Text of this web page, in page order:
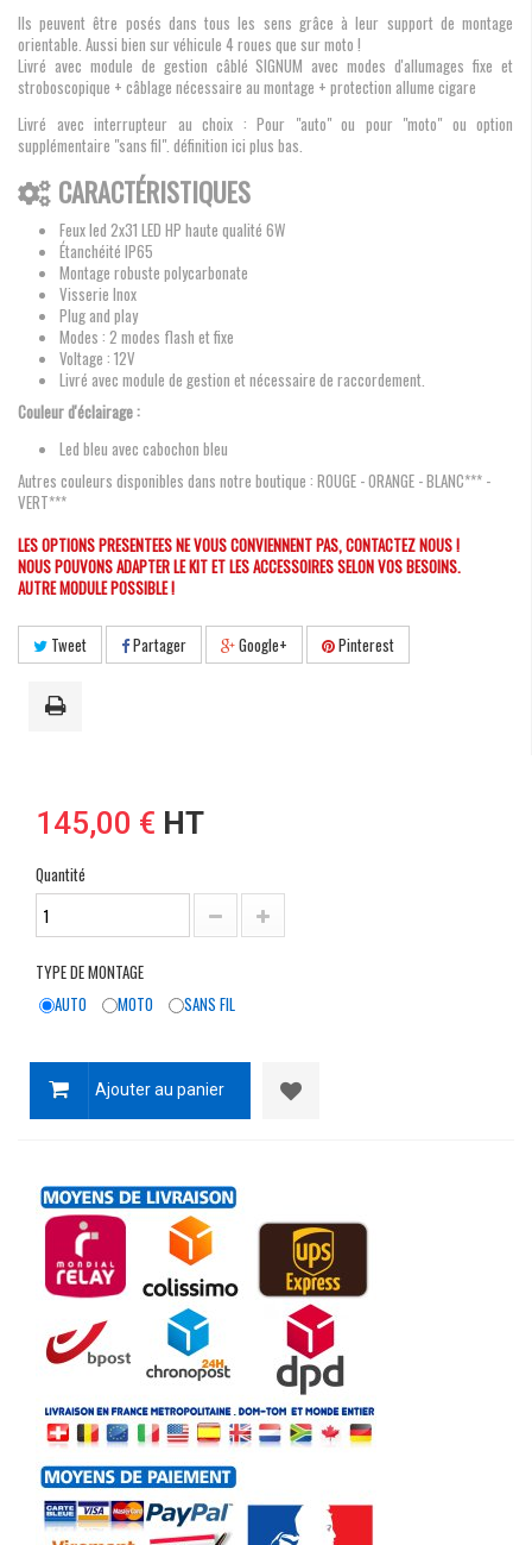
Ils peuvent être posés dans tous les sens grâce à leur support de montage
orientable. Aussi bien sur véhicule 4 roues que sur moto !
Livré avec module de gestion câblé SIGNUM avec modes d'allumages fixe et
stroboscopique + câblage nécessaire au montage + protection allume cigare
Livré avec interrupteur au choix : Pour "auto" ou pour "moto" ou option
supplémentaire "sans fil". définition ici plus bas.
CARACTÉRISTIQUES
Feux led 2x31 LED HP haute qualité 6W
Étanchéité IP65
Montage robuste polycarbonate
Visserie Inox
Plug and play
Modes : 2 modes flash et fixe
Voltage : 12V
Livré avec module de gestion et nécessaire de raccordement.
Couleur d'éclairage :
Led bleu avec cabochon bleu
Autres couleurs disponibles dans notre boutique : ROUGE - ORANGE - BLANC*** -
VERT***
LES OPTIONS PRESENTEES NE VOUS CONVIENNENT PAS, CONTACTEZ NOUS !
NOUS POUVONS ADAPTER LE KIT ET LES ACCESSOIRES SELON VOS BESOINS.
AUTRE MODULE POSSIBLE !
Tweet Partager Google+ Pinterest
145,00 € HT
Quantité
TYPE DE MONTAGE
AUTO
MOTO SANS FIL
Ajouter au panier